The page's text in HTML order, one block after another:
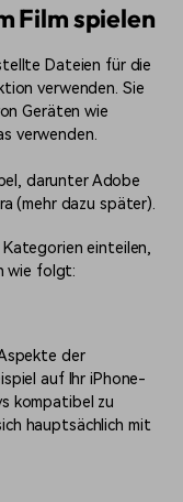
Film spielen
Dateien für die
verwenden. Sie
Geräten wie
verwenden.
darunter Adobe
(mehr dazu später).
Kategorien einteilen,
wie folgt:
der
auf Ihr iPhone-
kompatibel zu
hauptsächlich mit